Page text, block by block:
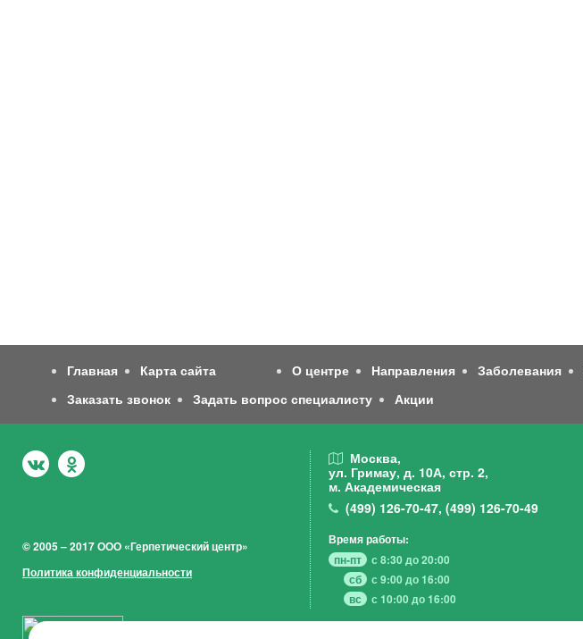
Главная Карта сайта О центре Направления Заболевания
Заказать звонок
Задать вопрос специалисту Акции
© 2005 – 2017 ООО «Герпетический центр»
Политика конфиденциальности
Москва,
ул. Гримау, д. 10А, стр. 2,
м. Академическая
(499) 126-70-47, (499) 126-70-49
Время работы:
пн-пт
с 8:30 до 20:00
сб
с 9:00 до 16:00
вс
с 10:00 до 16:00